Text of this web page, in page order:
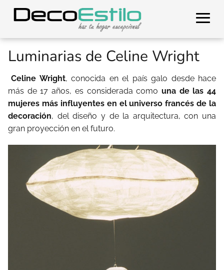
Luminarias de Celine Wright
Celine Wright, conocida en el país galo desde hace
más de 17 años, es considerada como una de las 44
mujeres más influyentes en el universo francés de la
decoración, del diseño y de la arquitectura, con una
gran proyección en el futuro.